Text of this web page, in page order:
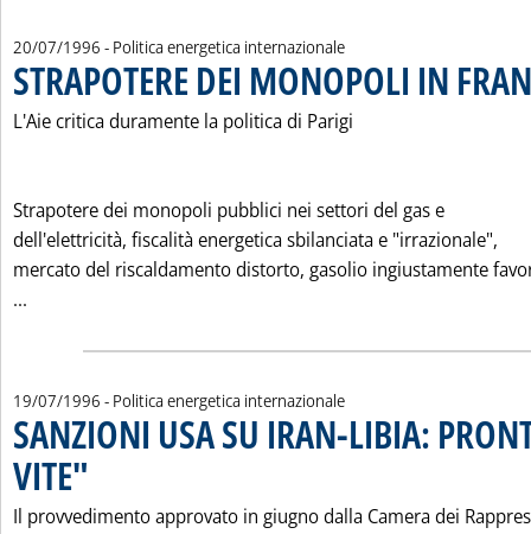
20/07/1996 - Politica energetica internazionale
STRAPOTERE DEI MONOPOLI IN
L'Aie critica duramente la politica di Parigi
Strapotere dei monopoli pubblici nei settori del gas e
dell'elettricità, fiscalità energetica sbilanciata e "irrazionale",
mercato del riscaldamento distorto, gasolio ingiustamente
...
19/07/1996 - Politica energetica internazionale
SANZIONI USA SU IRAN-LIBIA:
VITE"
Il provvedimento approvato in giugno dalla Camera dei